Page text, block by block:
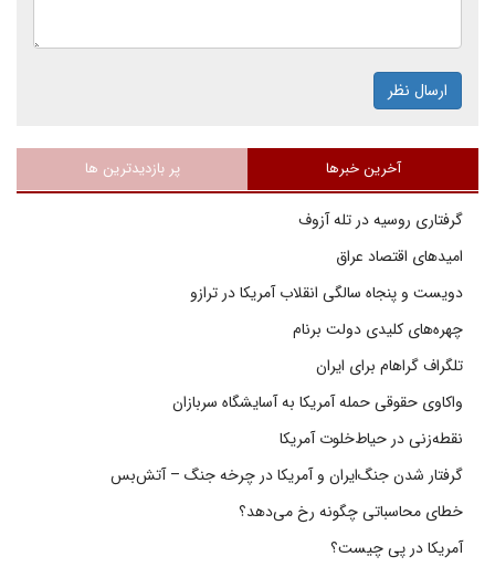
ارسال نظر
آخرین خبرها پر بازدیدترین ها
گرفتاری روسیه در تله آزوف
امیدهای اقتصاد عراق
دویست و پنجاه سالگی انقلاب آمریکا در ترازو
چهره‌های کلیدی دولت برنام
تلگراف گراهام برای ایران
واکاوی حقوقی حمله آمریکا به آسایشگاه سربازان
نقطه‌زنی در حیاط‌خلوت آمریکا
گرفتار شدن جنگ‌ایران و آمریکا در چرخه جنگ – آتش‌بس
خطای محاسباتی چگونه رخ می‌دهد؟
آمریکا در پی چیست؟